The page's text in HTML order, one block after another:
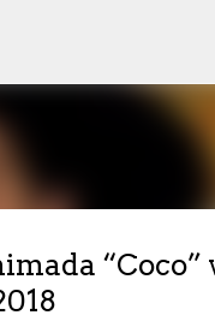
“Coco”